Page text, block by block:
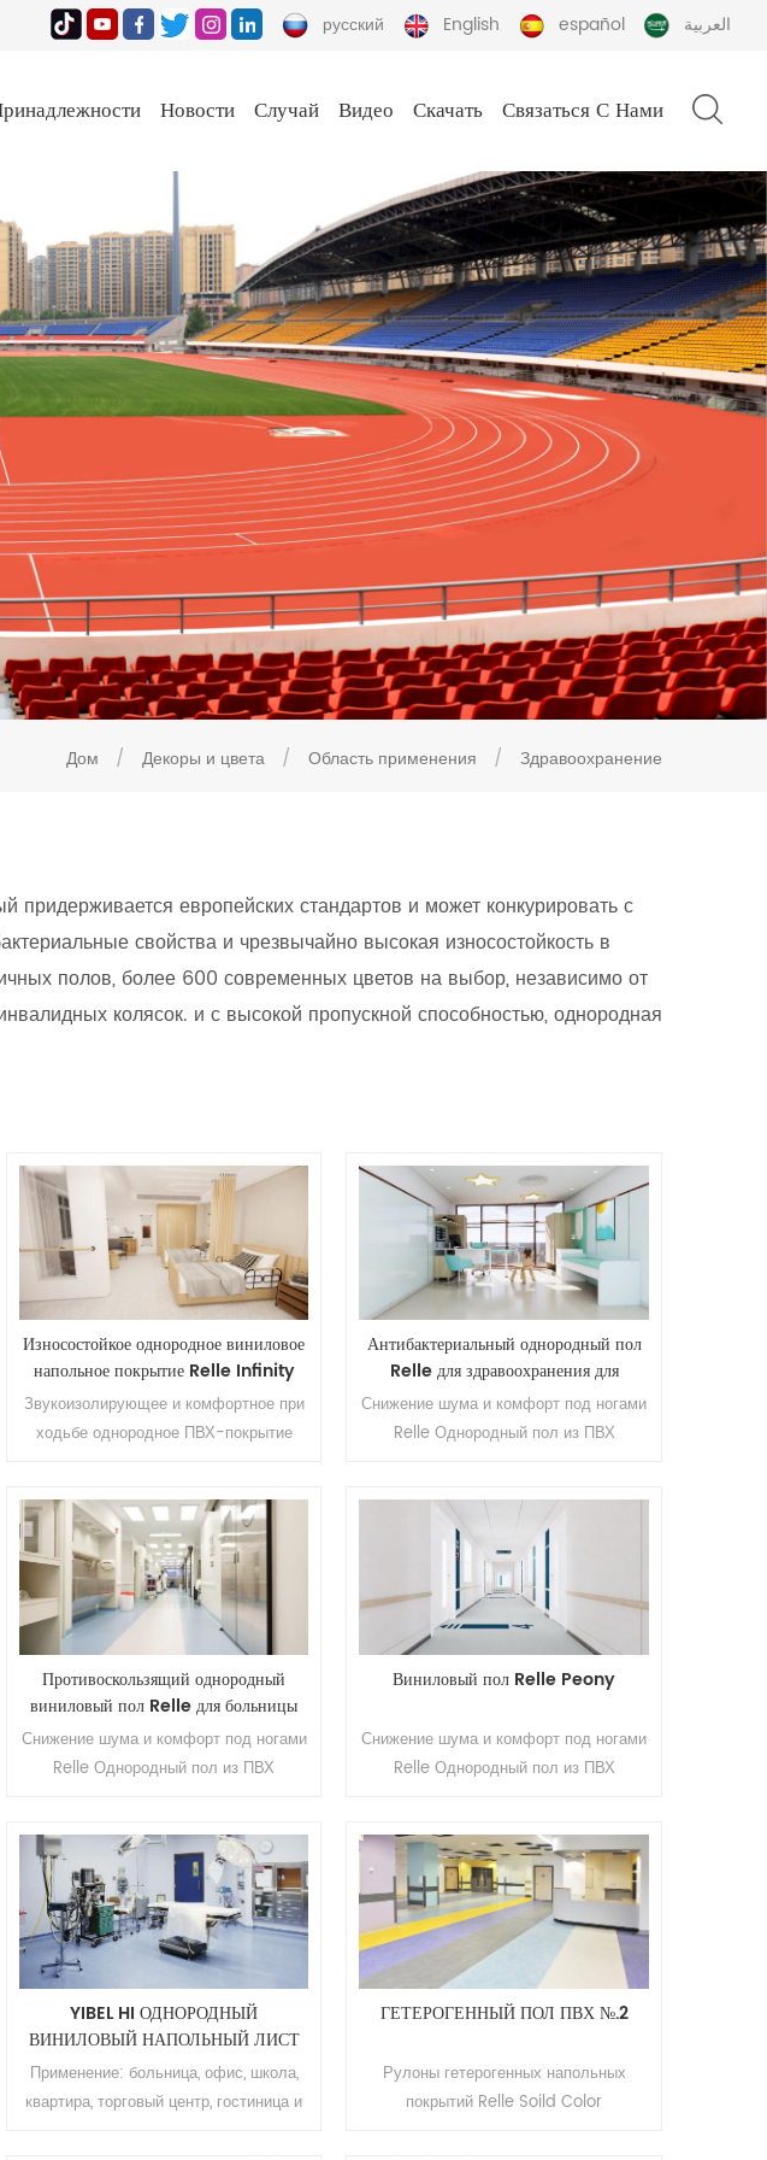
русский English español العربية
Новости Случай Видео Скачать Связаться С Нами
Дом / Декоры и цвета / Область применения / Здравоохранение
придерживается европейских стандартов и может конкурировать с
свойства и чрезвычайно высокая износостойкость в
полов, более 600 современных цветов на выбор, независимо от
колясок. и с высокой пропускной способностью, однородная
Износостойкое однородное виниловое
напольное покрытие Relle Infinity
Звукоизолирующее и комфортное при
ходьбе однородное ПВХ-покрытие
и т. д. Бренд: Релле Цвет: 20
результатов Размер: 2,0 мм
(толщина) * 2,0 м (ширина) * 20 м
(длина). Поверхность:
полиуретановое покрытие
жизнь: более 10 лет Минимальный
объем заказа: 200 кв.м
Антибактериальный однородный пол
Relle для здравоохранения для
больницы
Снижение шума и комфорт под ногами
Relle Однородный пол из ПВХ
т. д. Бренд: Релле Цвет: 20
результатов Размер: 2,0 мм (Т) * 2,0
м (Ш) * 20 м (Д). Поверхность:
полиуретановое покрытие
Устойчивость к истиранию: Т-класс
Использование жизни: более 10 лет
Минимальный заказ: 200кв.м.
Противоскользящий однородный
виниловый пол Relle для больницы
Снижение шума и комфорт под ногами
Relle Однородный пол из ПВХ
т. д. Бренд: Релле Цвет: 25
результатов Размер: 2,0 мм (Т) * 2,0
м (Ш) * 20 м (Д). Поверхность:
полиуретановое покрытие
Устойчивость к истиранию: Т-класс
Использование жизни: более 10 лет
Минимальный заказ: 200кв.м.
Виниловый пол Relle Peony
Снижение шума и комфорт под ногами
Relle Однородный пол из ПВХ
т. д. Бренд: Релле Цвет: 20
результатов Размер: 2,0 мм (Т) * 2,0
м (Ш) * 20 м (Д). Поверхность:
полиуретановое покрытие
Устойчивость к истиранию: Т-класс
Использование жизни: более 10 лет
YIBEL HI ОДНОРОДНЫЙ
ВИНИЛОВЫЙ НАПОЛЬНЫЙ ЛИСТ
Применение: больница, офис, школа,
квартира, торговый центр, гостиница и
ГЕТЕРОГЕННЫЙ ПОЛ ПВХ №.2
Рулоны гетерогенных напольных
покрытий Relle Soild Color